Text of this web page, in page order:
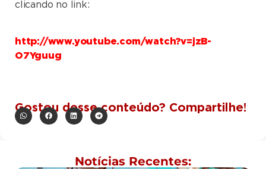
clicando no link:
http://www.youtube.com/watch?v=jzB-
O7Yguug
Gostou desse conteúdo? Compartilhe!
Notícias Recentes: